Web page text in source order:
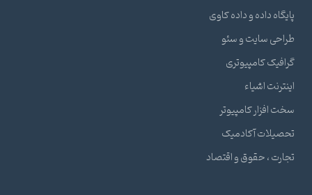
پایگاه داده و داده کاوی
طراحی سایت و سئو
گرافیک کامپیوتری
اینترنت اشیاء
سخت افزار کامپیوتر
تحصیلات آکادمیک
تجارت ، حقوق و اقتصاد